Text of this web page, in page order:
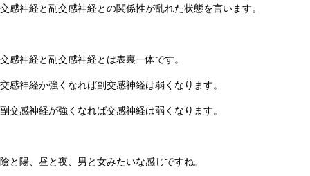
交感神経と副交感神経との関係性が乱れた状態を言います。
交感神経と副交感神経とは表裏一体です。
交感神経か強くなれば副交感神経は弱くなります。
副交感神経が強くなれば交感神経は弱くなります。
陰と陽、昼と夜、男と女みたいな感じですね。